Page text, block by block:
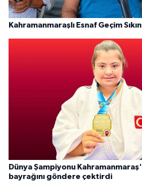
Kahramanmaraşlı Esnaf Geçim
Dünya Şampiyonu
bayrağını göndere çektirdi